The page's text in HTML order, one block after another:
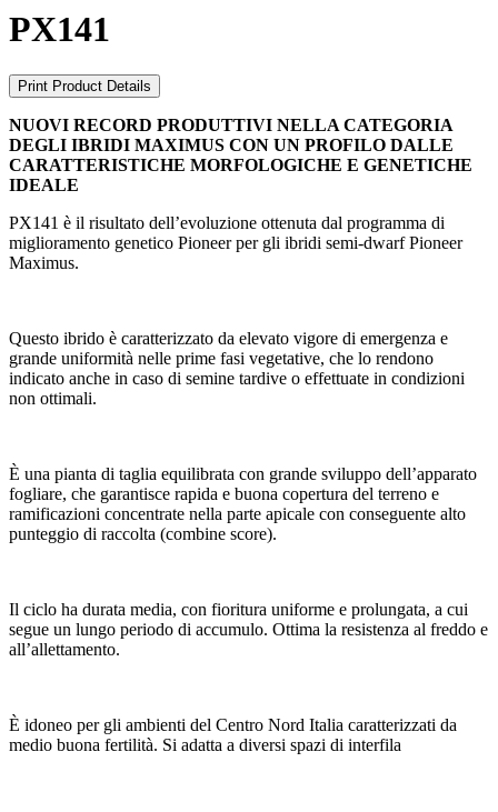
PX141
Print Product Details
NUOVI RECORD PRODUTTIVI NELLA CATEGORIA
DEGLI IBRIDI MAXIMUS CON UN PROFILO DALLE
CARATTERISTICHE MORFOLOGICHE E GENETICHE
IDEALE
PX141 è il risultato dell’evoluzione ottenuta dal programma di
miglioramento genetico Pioneer per gli ibridi semi-dwarf Pioneer
Maximus.
Questo ibrido è caratterizzato da elevato vigore di emergenza e
grande uniformità nelle prime fasi vegetative, che lo rendono
indicato anche in caso di semine tardive o effettuate in condizioni
non ottimali.
È una pianta di taglia equilibrata con grande sviluppo dell’apparato
fogliare, che garantisce rapida e buona copertura del terreno e
ramificazioni concentrate nella parte apicale con conseguente alto
punteggio di raccolta (combine score).
Il ciclo ha durata media, con fioritura uniforme e prolungata, a cui
segue un lungo periodo di accumulo. Ottima la resistenza al freddo e
all’allettamento.
È idoneo per gli ambienti del Centro Nord Italia caratterizzati da
medio buona fertilità. Si adatta a diversi spazi di interfila